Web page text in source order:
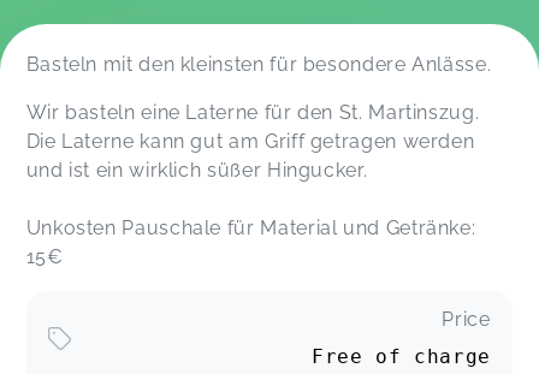
Soon you will learn more about me here...
Basteln mit den kleinsten für besondere Anlässe.
Wir basteln eine Laterne für den St. Martinszug.
Die Laterne kann gut am Griff getragen werden
und ist ein wirklich süßer Hingucker.
Unkosten Pauschale für Material und Getränke:
15€
Price
Free of charge